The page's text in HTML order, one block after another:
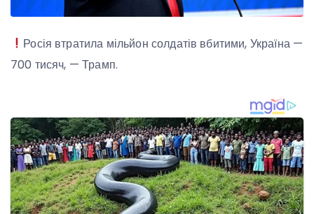
Росія втратила мільйон солдатів вбитими, Україна —
700 тисяч, — Трамп.